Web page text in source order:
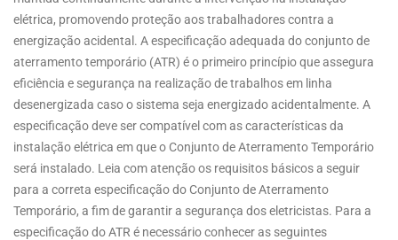
elétrica, promovendo proteção aos trabalhadores contra a
energização acidental. A especificação adequada do conjunto de
aterramento temporário (ATR) é o primeiro princípio que assegura
eficiência e segurança na realização de trabalhos em linha
desenergizada caso o sistema seja energizado acidentalmente. A
especificação deve ser compatível com as características da
instalação elétrica em que o Conjunto de Aterramento Temporário
será instalado. Leia com atenção os requisitos básicos a seguir
para a correta especificação do Conjunto de Aterramento
Temporário, a fim de garantir a segurança dos eletricistas. Para a
especificação do ATR é necessário conhecer as seguintes